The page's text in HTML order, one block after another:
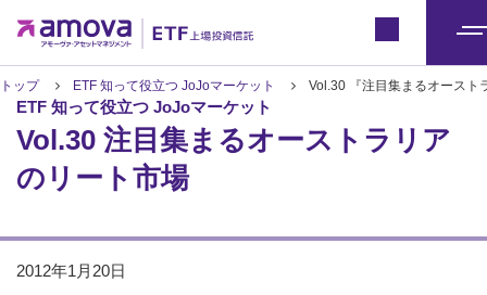
ETFトップ
ニ
トップ ETF 知って役立つ JoJoマーケット Vol.30 『注目集まるオースト
ETF 知って役立つ JoJoマーケット
Vol.30 注目集まるオーストラリア
のリート市場
2012年1月20日